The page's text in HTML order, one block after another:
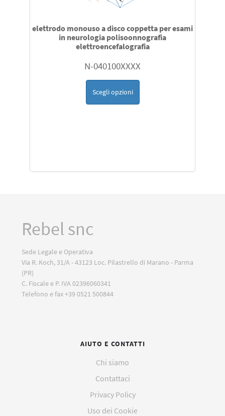
elettrodo monouso a disco coppetta per esami
in neurologia polisoonnografia
elettroencefalografia
N-040100XXXX
Scegli opzioni
Rebel snc
Sede Legale e Operativa
Via R. Koch, 31/A - 43123 Loc. Pilastrello di Marano - Parma
(PR)
C. Fiscale e P. IVA 02396060341
Telefono e fax +39 0521 500844
AIUTO E CONTATTI
Chi siamo
Contattaci
Privacy Policy
Uso dei Cookie